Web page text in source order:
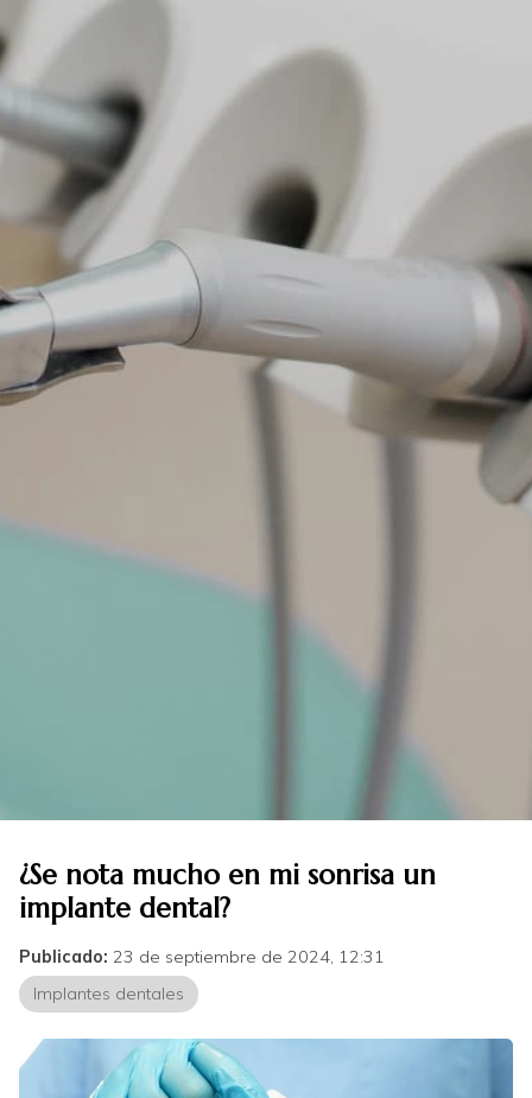
¿Se nota mucho en mi sonrisa un
implante dental?
Publicado: 23 de septiembre de 2024, 12:31
Implantes dentales